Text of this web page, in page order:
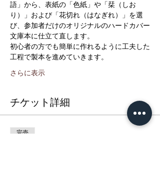
語」から、表紙の「色紙」や「栞（しお
り）」および「花切れ（はなぎれ）」を選
び、参加者だけのオリジナルのハードカバー
文庫本に仕立て直します。
初心者の方でも簡単に作れるように工夫した
工程で製本を進めていきます。
さらに表示
チケット詳細
完売